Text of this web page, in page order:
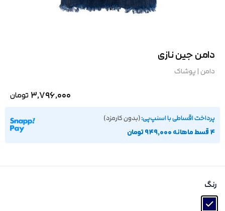
دامن جین نازی
دامن|پوشاک
3,796,000تومان
پرداخت اقساطی با اسنپ‌پی:(بدون کارمزد)
۴ قسط ماهانه 949,000 تومان
رنگ